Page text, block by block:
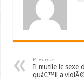
Previous
Il mutile le sexe
quâ€™il a